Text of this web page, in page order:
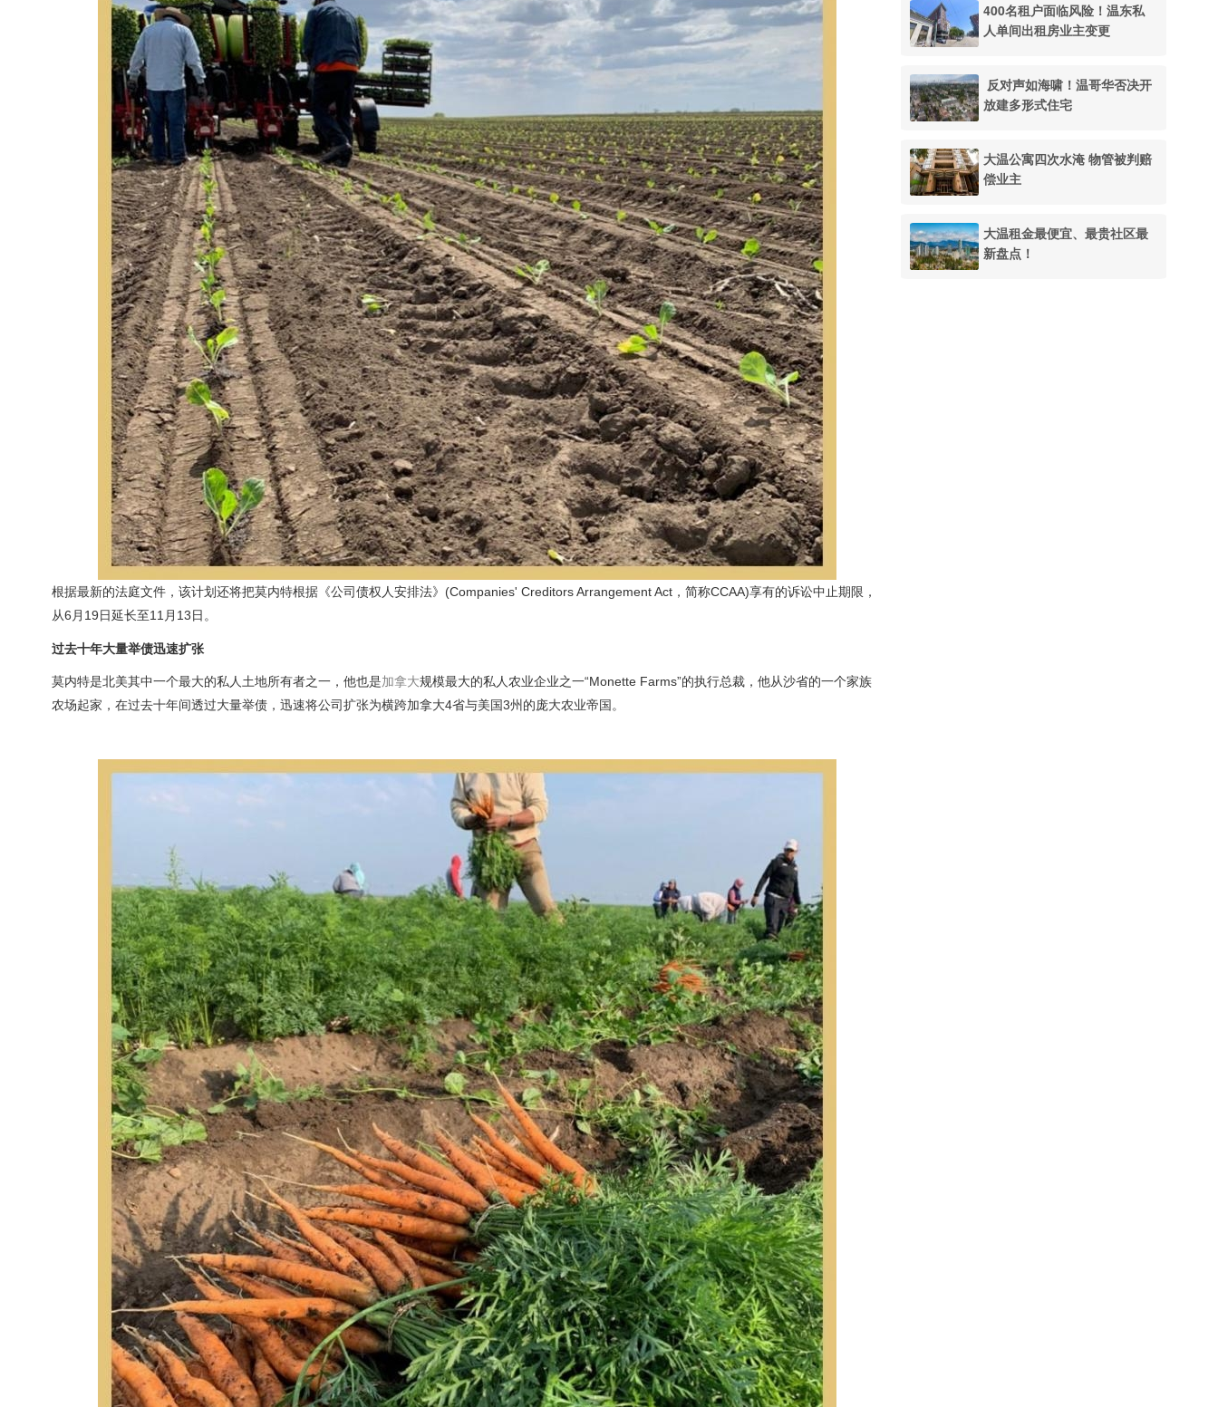
根据最新的法庭文件，该计划还将把莫内特根据《公司债权人安排法》(Companies' Creditors Arrangement Act，简称CCAA)享有的诉讼中止期限，
从6月19日延长至11月13日。
过去十年大量举债迅速扩张
莫内特是北美其中一个最大的私人土地所有者之一，他也是加拿大规模最大的私人农业企业之一“Monette Farms”的执行总裁，他从沙省的一个家族
农场起家，在过去十年间透过大量举债，迅速将公司扩张为横跨加拿大4省与美国3州的庞大农业帝国。
400名租户面临风险！温东私
人单间出租房业主变更
反对声如海啸！温哥华否决开
放建多形式住宅
大温公寓四次水淹 物管被判赔
偿业主
大温租金最便宜、最贵社区最
新盘点！